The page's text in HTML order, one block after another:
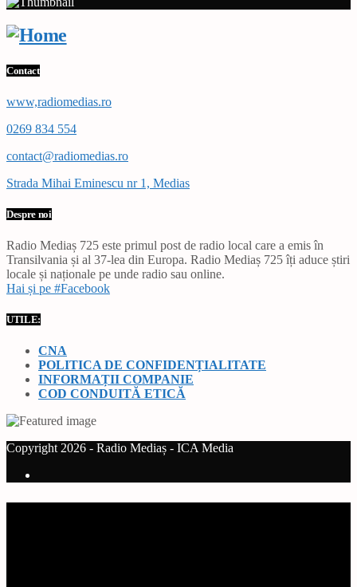
Contact
www,radiomedias.ro
0269 834 554
contact@radiomedias.ro
Strada Mihai Eminescu nr 1, Medias
Despre noi
Radio Mediaș 725 este primul post de radio local care a emis în
Transilvania și al 37-lea din Europa. Radio Mediaș 725 îți aduce știri
locale și naționale pe unde radio sau online.
Hai și pe #Facebook
UTILE:
CNA
POLITICA DE CONFIDENȚIALITATE
INFORMAȚII COMPANIE
COD CONDUITĂ ETICĂ
Copyright 2026 - Radio Mediaș - ICA Media